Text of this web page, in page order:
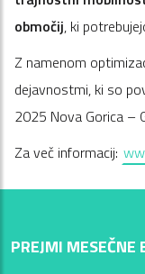
območij, ki
Z namenom
dejavnostmi, ki so
2025 Nova Gorica –
Zaveč informacij:
PREJMI MESEČNE